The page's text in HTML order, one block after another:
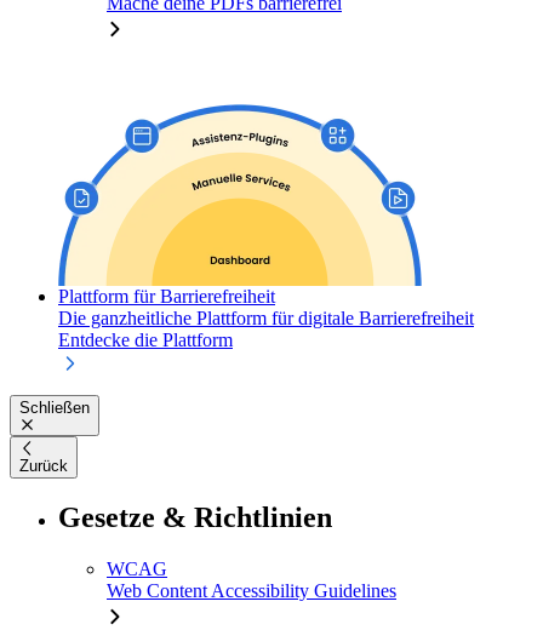
Plattform für Barrierefreiheit
Die ganzheitliche Plattform für digitale Barrierefreiheit
Entdecke die Plattform
Schließen
Zurück
Gesetze & Richtlinien
WCAG
Web Content Accessibility Guidelines